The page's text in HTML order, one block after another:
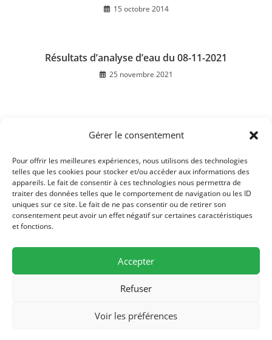
Gérer le consentement
Pour offrir les meilleures expériences, nous utilisons des technologies
telles que les cookies pour stocker et/ou accéder aux informations des
appareils. Le fait de consentir à ces technologies nous permettra de
traiter des données telles que le comportement de navigation ou les ID
uniques sur ce site. Le fait de ne pas consentir ou de retirer son
consentement peut avoir un effet négatif sur certaines caractéristiques
et fonctions.
Accepter
Refuser
Voir les préférences
15 octobre 2014
Résultats d’analyse d’eau du 08-11-2021
25 novembre 2021
CCPR – service eau : relevé compteur d’eau du 09
11 mars 2024
Mairie de Bussières, 19 rue de l'église, F-70190 Bussières - Tél./Fax (0)3
81 57 77 84